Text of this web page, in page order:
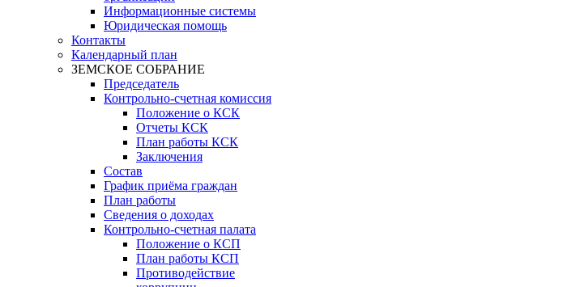
Информационные системы
Юридическая помощь
Контакты
Календарный план
ЗЕМСКОЕ СОБРАНИЕ
Председатель
Контрольно-счетная комиссия
Положение о КСК
Отчеты КСК
План работы КСК
Заключения
Состав
График приёма граждан
План работы
Сведения о доходах
Контрольно-счетная палата
Положение о КСП
План работы КСП
Противодействие